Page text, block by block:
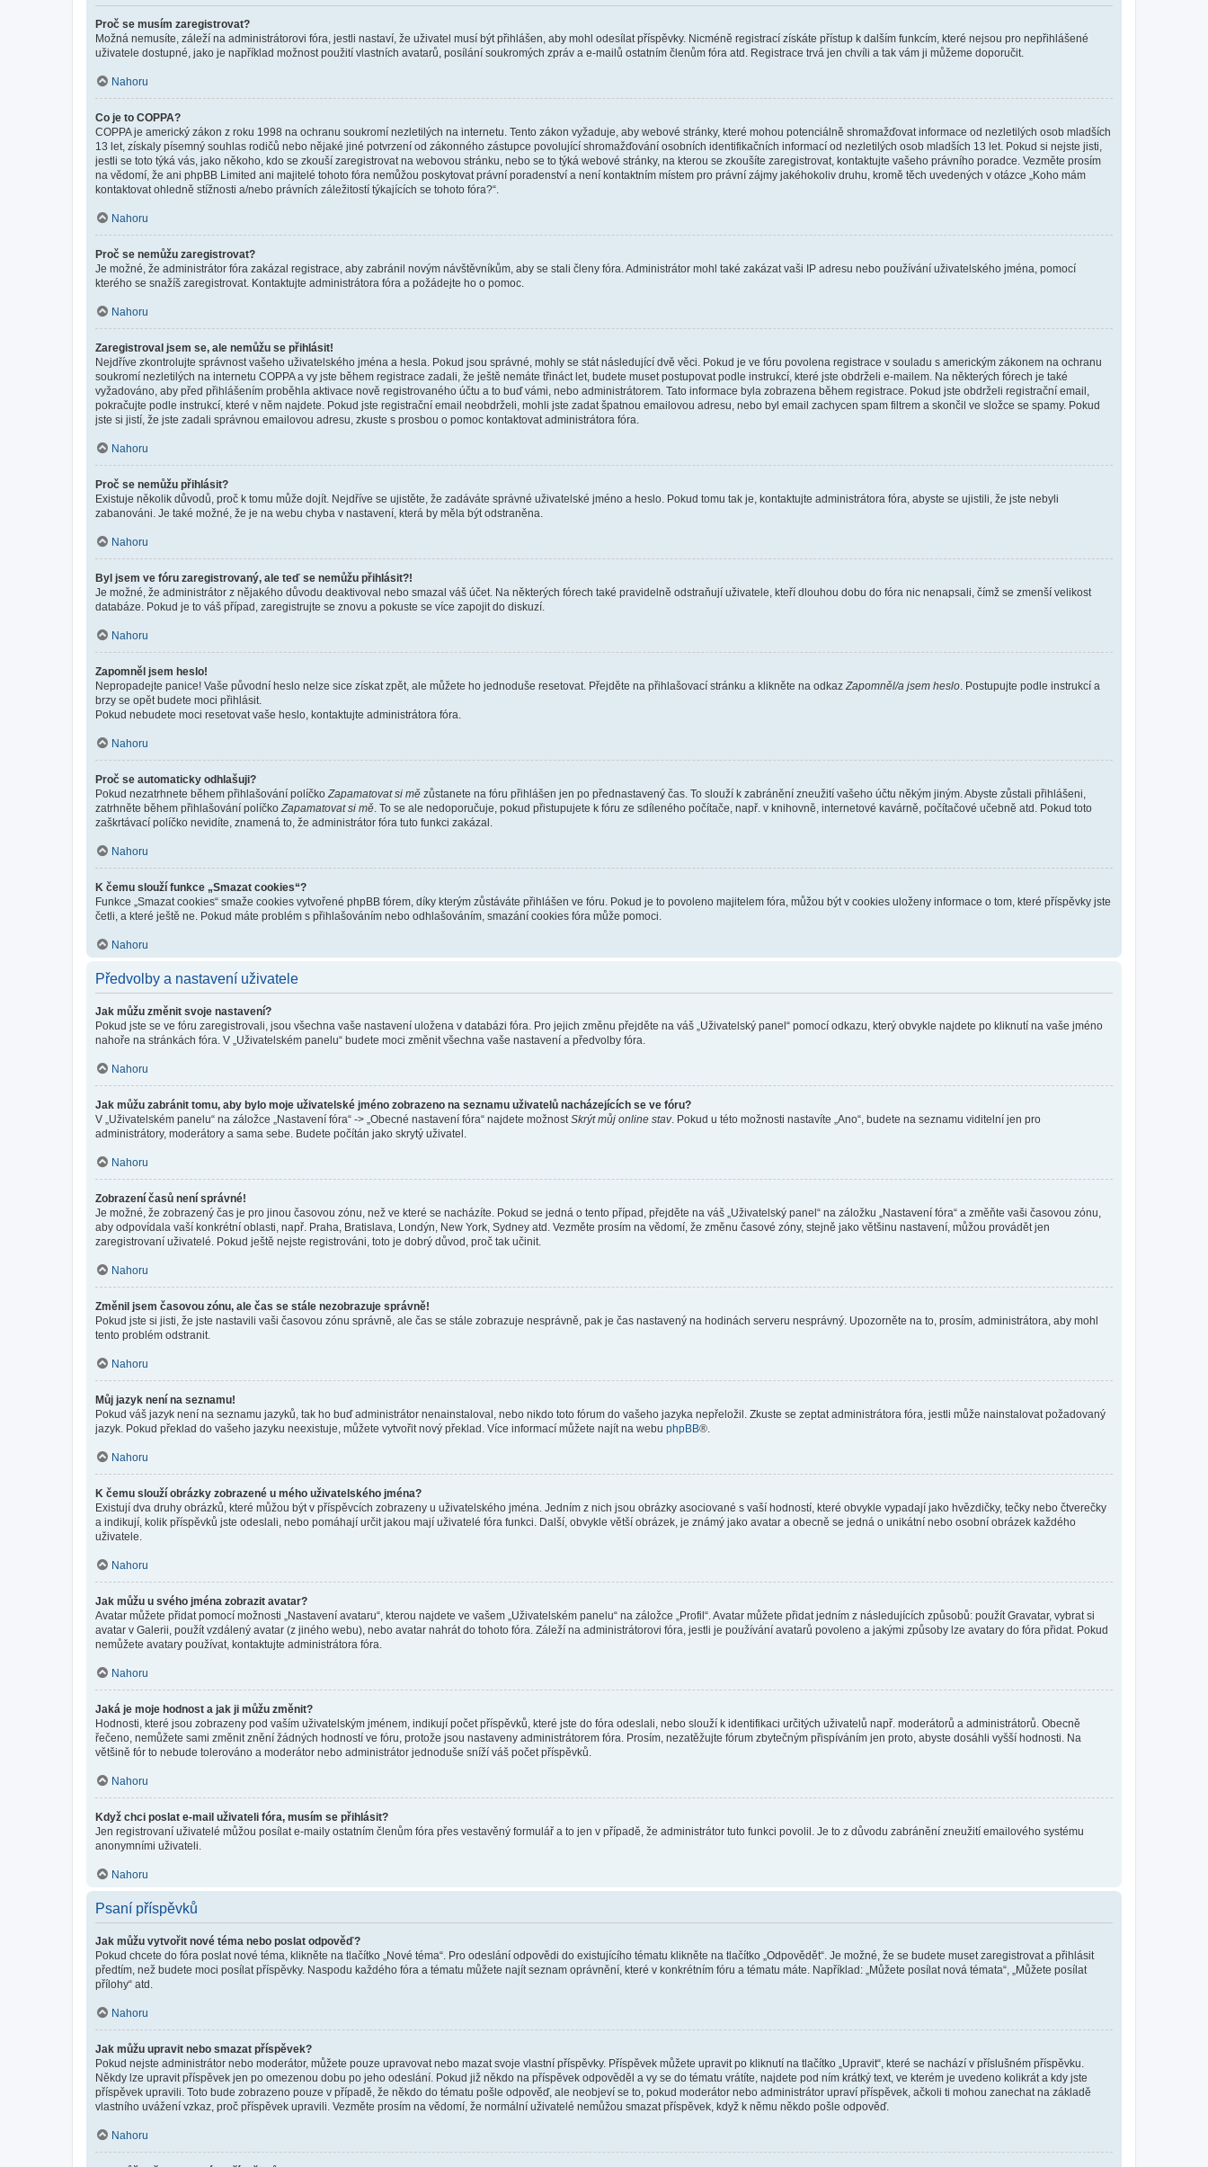
Proč se musím zaregistrovat?
Možná nemusíte, záleží na administrátorovi fóra, jestli nastaví, že uživatel musí být přihlášen, aby mohl odesílat příspěvky. Nicméně registrací získáte přístup k dalším funkcím, které nejsou pro nepřihlášené
uživatele dostupné, jako je například možnost použití vlastních avatarů, posílání soukromých zpráv a e-mailů ostatním členům fóra atd. Registrace trvá jen chvíli a tak vám ji můžeme doporučit.
Nahoru
Co je to COPPA?
COPPA je americký zákon z roku 1998 na ochranu soukromí nezletilých na internetu. Tento zákon vyžaduje, aby webové stránky, které mohou potenciálně shromažďovat informace od nezletilých osob mladších
13 let, získaly písemný souhlas rodičů nebo nějaké jiné potvrzení od zákonného zástupce povolující shromažďování osobních identifikačních informací od nezletilých osob mladších 13 let. Pokud si nejste jisti,
jestli se toto týká vás, jako někoho, kdo se zkouší zaregistrovat na webovou stránku, nebo se to týká webové stránky, na kterou se zkoušíte zaregistrovat, kontaktujte vašeho právního poradce. Vezměte prosím
na vědomí, že ani phpBB Limited ani majitelé tohoto fóra nemůžou poskytovat právní poradenství a není kontaktním místem pro právní zájmy jakéhokoliv druhu, kromě těch uvedených v otázce „Koho mám
kontaktovat ohledně stížnosti a/nebo právních záležitostí týkajících se tohoto fóra?“.
Nahoru
Proč se nemůžu zaregistrovat?
Je možné, že administrátor fóra zakázal registrace, aby zabránil novým návštěvníkům, aby se stali členy fóra. Administrátor mohl také zakázat vaši IP adresu nebo používání uživatelského jména, pomocí
kterého se snažíš zaregistrovat. Kontaktujte administrátora fóra a požádejte ho o pomoc.
Nahoru
Zaregistroval jsem se, ale nemůžu se přihlásit!
Nejdříve zkontrolujte správnost vašeho uživatelského jména a hesla. Pokud jsou správné, mohly se stát následující dvě věci. Pokud je ve fóru povolena registrace v souladu s americkým zákonem na ochranu
soukromí nezletilých na internetu COPPA a vy jste během registrace zadali, že ještě nemáte třináct let, budete muset postupovat podle instrukcí, které jste obdrželi e-mailem. Na některých fórech je také
vyžadováno, aby před přihlášením proběhla aktivace nově registrovaného účtu a to buď vámi, nebo administrátorem. Tato informace byla zobrazena během registrace. Pokud jste obdrželi registrační email,
pokračujte podle instrukcí, které v něm najdete. Pokud jste registrační email neobdrželi, mohli jste zadat špatnou emailovou adresu, nebo byl email zachycen spam filtrem a skončil ve složce se spamy. Pokud
jste si jistí, že jste zadali správnou emailovou adresu, zkuste s prosbou o pomoc kontaktovat administrátora fóra.
Nahoru
Proč se nemůžu přihlásit?
Existuje několik důvodů, proč k tomu může dojít. Nejdříve se ujistěte, že zadáváte správné uživatelské jméno a heslo. Pokud tomu tak je, kontaktujte administrátora fóra, abyste se ujistili, že jste nebyli
zabanováni. Je také možné, že je na webu chyba v nastavení, která by měla být odstraněna.
Nahoru
Byl jsem ve fóru zaregistrovaný, ale teď se nemůžu přihlásit?!
Je možné, že administrátor z nějakého důvodu deaktivoval nebo smazal váš účet. Na některých fórech také pravidelně odstraňují uživatele, kteří dlouhou dobu do fóra nic nenapsali, čímž se zmenší velikost
databáze. Pokud je to váš případ, zaregistrujte se znovu a pokuste se více zapojit do diskuzí.
Nahoru
Zapomněl jsem heslo!
Nepropadejte panice! Vaše původní heslo nelze sice získat zpět, ale můžete ho jednoduše resetovat. Přejděte na přihlašovací stránku a klikněte na odkaz Zapomněl/a jsem heslo . Postupujte podle instrukcí a
brzy se opět budete moci přihlásit.
Pokud nebudete moci resetovat vaše heslo, kontaktujte administrátora fóra.
Nahoru
Proč se automaticky odhlašuji?
Pokud nezatrhnete během přihlašování políčko Zapamatovat si mě zůstanete na fóru přihlášen jen po přednastavený čas. To slouží k zabránění zneužití vašeho účtu někým jiným. Abyste zůstali přihlášeni,
zatrhněte během přihlašování políčko Zapamatovat si mě . To se ale nedoporučuje, pokud přistupujete k fóru ze sdíleného počítače, např. v knihovně, internetové kavárně, počítačové učebně atd. Pokud toto
zaškrtávací políčko nevidíte, znamená to, že administrátor fóra tuto funkci zakázal.
Nahoru
K čemu slouží funkce „Smazat cookies“?
Funkce „Smazat cookies“ smaže cookies vytvořené phpBB fórem, díky kterým zůstáváte přihlášen ve fóru. Pokud je to povoleno majitelem fóra, můžou být v cookies uloženy informace o tom, které příspěvky jste
četli, a které ještě ne. Pokud máte problém s přihlašováním nebo odhlašováním, smazání cookies fóra může pomoci.
Nahoru
Předvolby a nastavení uživatele
Jak můžu změnit svoje nastavení?
Pokud jste se ve fóru zaregistrovali, jsou všechna vaše nastavení uložena v databázi fóra. Pro jejich změnu přejděte na váš „Uživatelský panel“ pomocí odkazu, který obvykle najdete po kliknutí na vaše jméno
nahoře na stránkách fóra. V „Uživatelském panelu“ budete moci změnit všechna vaše nastavení a předvolby fóra.
Nahoru
Jak můžu zabránit tomu, aby bylo moje uživatelské jméno zobrazeno na seznamu uživatelů nacházejících se ve fóru?
V „Uživatelském panelu“ na záložce „Nastavení fóra“ -> „Obecné nastavení fóra“ najdete možnost Skrýt můj online stav. Pokud u této možnosti nastavíte „Ano“, budete na seznamu viditelní jen pro
administrátory, moderátory a sama sebe. Budete počítán jako skrytý uživatel.
Nahoru
Zobrazení časů není správné!
Je možné, že zobrazený čas je pro jinou časovou zónu, než ve které se nacházíte. Pokud se jedná o tento případ, přejděte na váš „Uživatelský panel“ na záložku „Nastavení fóra“ a změňte vaši časovou zónu,
aby odpovídala vaší konkrétní oblasti, např. Praha, Bratislava, Londýn, New York, Sydney atd. Vezměte prosím na vědomí, že změnu časové zóny, stejně jako většinu nastavení, můžou provádět jen
zaregistrovaní uživatelé. Pokud ještě nejste registrováni, toto je dobrý důvod, proč tak učinit.
Nahoru
Změnil jsem časovou zónu, ale čas se stále nezobrazuje správně!
Pokud jste si jisti, že jste nastavili vaši časovou zónu správně, ale čas se stále zobrazuje nesprávně, pak je čas nastavený na hodinách serveru nesprávný. Upozorněte na to, prosím, administrátora, aby mohl
tento problém odstranit.
Nahoru
Můj jazyk není na seznamu!
Pokud váš jazyk není na seznamu jazyků, tak ho buď administrátor nenainstaloval, nebo nikdo toto fórum do vašeho jazyka nepřeložil. Zkuste se zeptat administrátora fóra, jestli může nainstalovat požadovaný
jazyk. Pokud překlad do vašeho jazyku neexistuje, můžete vytvořit nový překlad. Více informací můžete najít na webu phpBB®.
Nahoru
K čemu slouží obrázky zobrazené u mého uživatelského jména?
Existují dva druhy obrázků, které můžou být v příspěvcích zobrazeny u uživatelského jména. Jedním z nich jsou obrázky asociované s vaší hodností, které obvykle vypadají jako hvězdičky, tečky nebo čtverečky
a indikují, kolik příspěvků jste odeslali, nebo pomáhají určit jakou mají uživatelé fóra funkci. Další, obvykle větší obrázek, je známý jako avatar a obecně se jedná o unikátní nebo osobní obrázek každého
uživatele.
Nahoru
Jak můžu u svého jména zobrazit avatar?
Avatar můžete přidat pomocí možnosti „Nastavení avataru“, kterou najdete ve vašem „Uživatelském panelu“ na záložce „Profil“. Avatar můžete přidat jedním z následujících způsobů: použít Gravatar, vybrat si
avatar v Galerii, použít vzdálený avatar (z jiného webu), nebo avatar nahrát do tohoto fóra. Záleží na administrátorovi fóra, jestli je používání avatarů povoleno a jakými způsoby lze avatary do fóra přidat. Pokud
nemůžete avatary používat, kontaktujte administrátora fóra.
Nahoru
Jaká je moje hodnost a jak ji můžu změnit?
Hodnosti, které jsou zobrazeny pod vaším uživatelským jménem, indikují počet příspěvků, které jste do fóra odeslali, nebo slouží k identifikaci určitých uživatelů např. moderátorů a administrátorů. Obecně
řečeno, nemůžete sami změnit znění žádných hodností ve fóru, protože jsou nastaveny administrátorem fóra. Prosím, nezatěžujte fórum zbytečným přispíváním jen proto, abyste dosáhli vyšší hodnosti. Na
většině fór to nebude tolerováno a moderátor nebo administrátor jednoduše sníží váš počet příspěvků.
Nahoru
Když chci poslat e-mail uživateli fóra, musím se přihlásit?
Jen registrovaní uživatelé můžou posílat e-maily ostatním členům fóra přes vestavěný formulář a to jen v případě, že administrátor tuto funkci povolil. Je to z důvodu zabránění zneužití emailového systému
anonymními uživateli.
Nahoru
Psaní příspěvků
Jak můžu vytvořit nové téma nebo poslat odpověď?
Pokud chcete do fóra poslat nové téma, klikněte na tlačítko „Nové téma“. Pro odeslání odpovědi do existujícího tématu klikněte na tlačítko „Odpovědět“. Je možné, že se budete muset zaregistrovat a přihlásit
předtím, než budete moci posílat příspěvky. Naspodu každého fóra a tématu můžete najít seznam oprávnění, které v konkrétním fóru a tématu máte. Například: „Můžete posílat nová témata“, „Můžete posílat
přílohy“ atd.
Nahoru
Jak můžu upravit nebo smazat příspěvek?
Pokud nejste administrátor nebo moderátor, můžete pouze upravovat nebo mazat svoje vlastní příspěvky. Příspěvek můžete upravit po kliknutí na tlačítko „Upravit“, které se nachází v příslušném příspěvku.
Někdy lze upravit příspěvek jen po omezenou dobu po jeho odeslání. Pokud již někdo na příspěvek odpověděl a vy se do tématu vrátíte, najdete pod ním krátký text, ve kterém je uvedeno kolikrát a kdy jste
příspěvek upravili. Toto bude zobrazeno pouze v případě, že někdo do tématu pošle odpověď, ale neobjeví se to, pokud moderátor nebo administrátor upraví příspěvek, ačkoli ti mohou zanechat na základě
vlastního uvážení vzkaz, proč příspěvek upravili. Vezměte prosím na vědomí, že normální uživatelé nemůžou smazat příspěvek, když k němu někdo pošle odpověď.
Nahoru